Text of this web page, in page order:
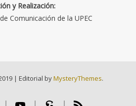
y Realización:
Comunicación de la UPEC
| Editorial byMysteryThemes.